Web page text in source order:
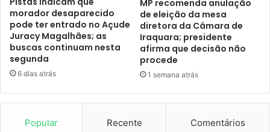
morador desaparecido
pode ter entrado no Açude
Juracy Magalhães; as
buscas continuam nesta
segunda
6 dias atrás
MP recomenda anulação
de eleição da mesa
diretora da Câmara de
Iraquara; presidente
afirma que decisão não
procede
1 semana atrás
Popular Recente Comentários